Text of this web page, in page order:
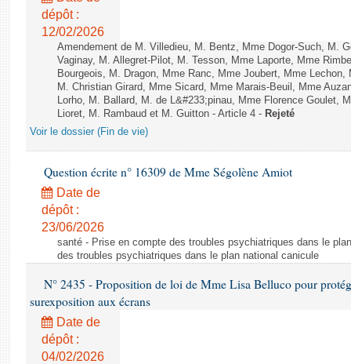
dépôt :
12/02/2026
Amendement de M. Villedieu, M. Bentz, Mme Dogor-Such, M.
Vaginay, M. Allegret-Pilot, M. Tesson, Mme Laporte, Mme
Bourgeois, M. Dragon, Mme Ranc, Mme Joubert, Mme
M. Christian Girard, Mme Sicard, Mme Marais-Beuil, Mme
Lorho, M. Ballard, M. de L&#233;pinau, Mme Florence Goulet,
Lioret, M. Rambaud et M. Guitton - Article 4 - Rejeté
Voir le dossier (Fin de vie)
Question écrite n° 16309 de Mme Ségolène Amiot
Date de
dépôt :
23/06/2026
santé - Prise en compte des troubles psychiatriques dans le
des troubles psychiatriques dans le plan national canicule
N° 2435 - Proposition de loi de Mme Lisa Belluco pour
surexposition aux écrans
Date de
dépôt :
04/02/2026